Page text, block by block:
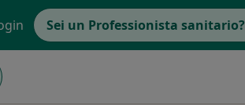
Sei un Professionista sanitario?